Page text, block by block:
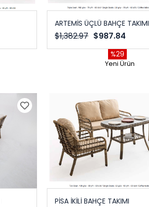
ARTEMİS ÜÇLÜ BAHÇE TAKIMI
$987.84
$1,382.97
%29
Yeni Ürün
PİSA İKİLİ BAHÇE TAKIMI